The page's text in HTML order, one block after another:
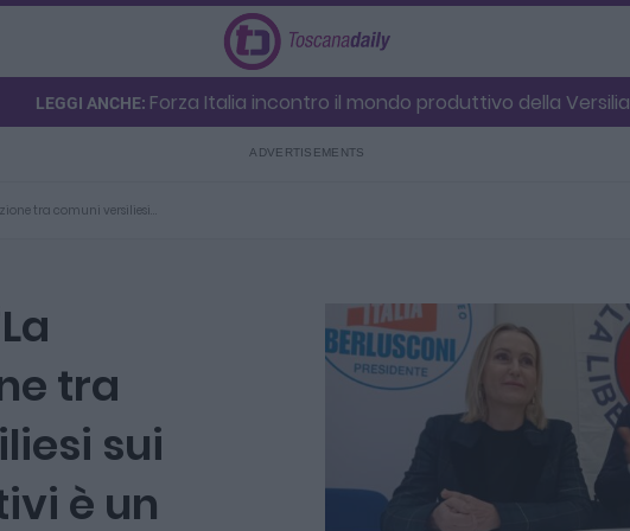
LEGGI ANCHE: Forza Italia incontro il mondo produttivo della Versilia
tra comuni versiliesi…
tra
sui
è un